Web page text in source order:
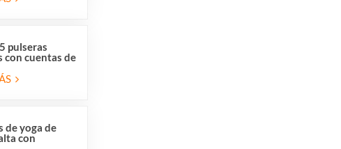
pulseras
con cuentas de
de la Iglesia
de yoga de
con